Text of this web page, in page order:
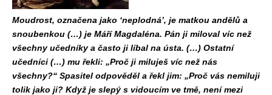
Moudrost, označena jako ‘neplodná’, je matkou andělů a
snoubenkou (…) je Máří Magdaléna. Pán ji miloval víc než
všechny učedníky a často ji líbal na ústa. (…) Ostatní
učedníci (…) mu řekli: „Proč ji miluješ víc než nás
všechny?“ Spasitel odpověděl a řekl jim: „Proč vás nemiluji
tolik jako ji? Když je slepý s vidoucím ve tmě, není mezi